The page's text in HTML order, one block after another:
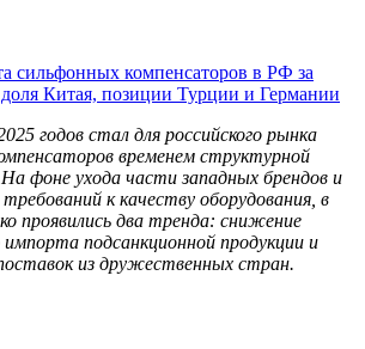
сильфонных компенсаторов в РФ за
доля Китая, позиции Турции и Германии
годов стал для российского рынка
временем структурной
фоне ухода части западных брендов и
к качеству оборудования, в
проявились два тренда: снижение
импорта подсанкционной продукции и
из дружественных стран.